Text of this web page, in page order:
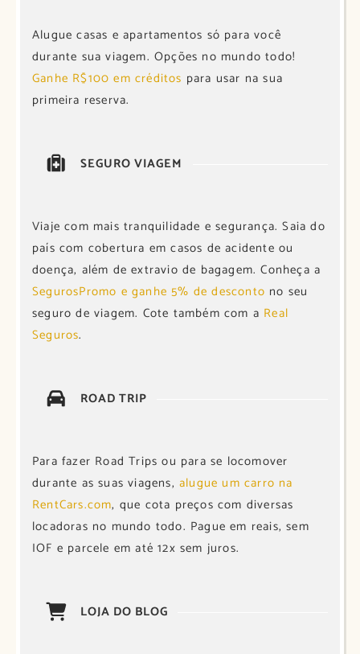
Alugue casas e apartamentos só para você
durante sua viagem. Opções no mundo todo!
Ganhe R$100 em créditos para usar na sua
primeira reserva.
SEGURO VIAGEM
Viaje com mais tranquilidade e segurança. Saia do
país com cobertura em casos de acidente ou
doença, além de extravio de bagagem. Conheça a
SegurosPromo e ganhe 5% de desconto no seu
seguro de viagem. Cote também com a Real
Seguros.
ROAD TRIP
Para fazer Road Trips ou para se locomover
durante as suas viagens, alugue um carro na
RentCars.com, que cota preços com diversas
locadoras no mundo todo. Pague em reais, sem
IOF e parcele em até 12x sem juros.
LOJA DO BLOG